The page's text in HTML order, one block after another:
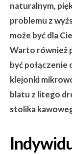
naturalnym,
problemu z
może być dla
Warto również
być połączenie
klejonki
blatu z litego
stolika